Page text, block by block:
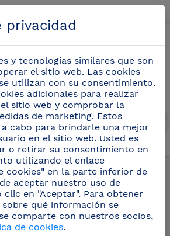
Cuchillos profesionales
privacidad
y tecnologías similares que son
el sitio web. Las cookies
utilizan con su consentimiento.
adicionales para realizar
sitio web y comprobar la
de marketing. Estos
cabo para brindarle una mejor
en el sitio web. Usted es
o retirar su consentimiento en
utilizando el enlace
cookies" en la parte inferior de
aceptar nuestro uso de
clic en "Aceptar". Para obtener
qué información se
comparte con nuestros socios,
de cookies.